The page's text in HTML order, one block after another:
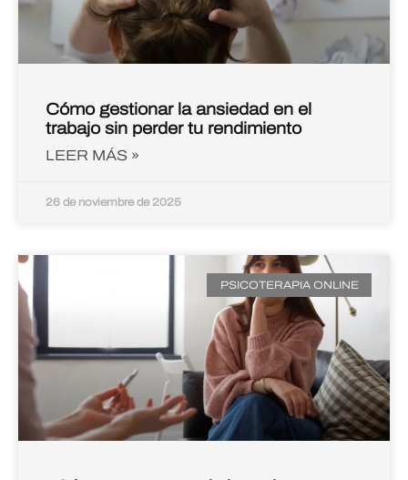
Cómo gestionar la ansiedad en el
trabajo sin perder tu rendimiento
LEER MÁS »
26 de noviembre de 2025
PSICOTERAPIA ONLINE